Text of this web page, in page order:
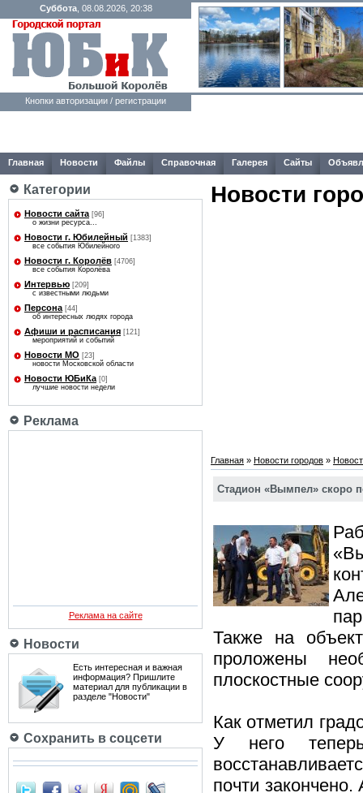
Суббота, 08.08.2026, 20:38
Кнопки авторизации / регистрации
Главная Новости Файлы Справочная Галерея Сайты
Категории
Новости сайта [96]
о жизни ресурса...
Новости г. Юбилейный [1383]
все события Юбилейного
Новости г. Королёв [4706]
все события Королёва
Интервью [209]
с известными людьми
Персона [44]
об интересных людях города
Афиши и расписания [121]
мероприятий и событий
Новости МО [23]
новости Московской области
Новости ЮБиКа [0]
лучшие новости недели
Реклама
Реклама на сайте
Новости
Есть интересная и важная
информация? Пришлите
материал для публикации в
разделе "Новости"
Сохранить в соцсети
Новости
Главная » Новости городов »
Стадион «Вымпел» скоро
Также на
проложены
плоскостные
Как отметил
У него
почти